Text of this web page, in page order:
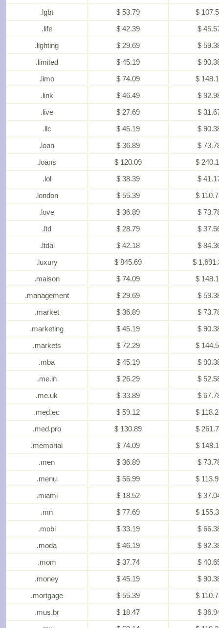
.lgbt
$ 53.79
$
.life
$ 42.39
$
.lighting
$ 29.69
$
.limited
$ 45.19
$
.limo
$ 74.09
$
.link
$ 46.49
$
.live
$ 27.69
$
.llc
$ 45.19
$
.loan
$ 36.89
$
.loans
$ 120.09
$
.lol
$ 38.39
$
.london
$ 55.39
$
.love
$ 36.89
$
.ltd
$ 28.79
$
.ltda
$ 42.18
$
.luxury
$ 845.69
$
.maison
$ 74.09
$
.management
$ 29.69
$
.market
$ 36.89
$
.marketing
$ 45.19
$
.markets
$ 72.29
$
.mba
$ 45.19
$
.me.in
$ 26.29
$
.me.uk
$ 33.89
$
.med.ec
$ 59.12
$
.med.pro
$ 130.89
$
.memorial
$ 74.09
$
.men
$ 36.89
$
.menu
$ 56.99
$
.miami
$ 18.52
$
.mn
$ 77.69
$
.mobi
$ 33.19
$
.moda
$ 46.19
$
.mom
$ 37.74
$
.money
$ 45.19
$
.mortgage
$ 55.39
$
.mus.br
$ 18.47
$